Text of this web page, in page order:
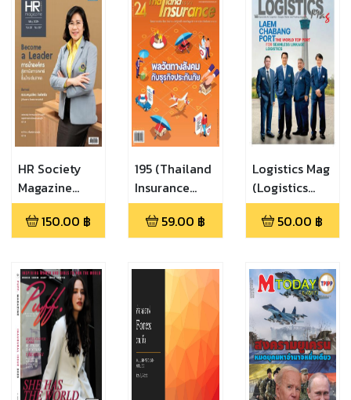
HR Society
Magazine
(May 2024)
150.00 ฿
195 (Thailand
Insurance
No.201)
59.00 ฿
Logistics Mag
(Logistics
Mag 57)
50.00 ฿